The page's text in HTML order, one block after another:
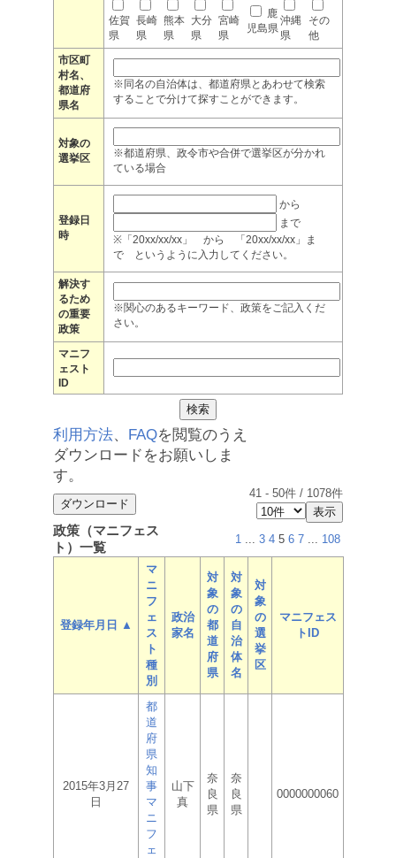
佐賀
県
長崎
県
熊本
県
大分
県
宮崎
県
鹿
児島県
沖縄
県
その
他
市区町
村名、
都道府
県名
※同名の自治体は、都道府県とあわせて検索
することで分けて探すことができます。
対象の
選挙区
※都道府県、政令市や合併で選挙区が分かれ
ている場合
登録日
時
から
まで
※「20xx/xx/xx」 から 「20xx/xx/xx」ま
で というように入力してください。
解決す
るため
の重要
政策
※関心のあるキーワード、政策をご記入くだ
さい。
マニフ
ェスト
ID
利用方法、 FAQを閲覧のうえ
ダウンロードをお願いしま
す。
41 - 50件 / 1078件
政策（マニフェス
ト）一覧
1 ... 3 4 5 6 7 ... 108
登録年月日 ▲
マ
ニ
フ
ェ
ス
ト
種
別
政治
家名
対
象
の
都
道
府
県
対
象
の
自
治
体
名
対
象
の
選
挙
区
マニフェス
トID
2015年3月27
日
都
道
府
県
知
事
マ
ニ
フ
ェ
山下
真
奈
良
県
奈
良
県
0000000060